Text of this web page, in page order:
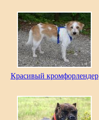
Красивый кромфорлендер